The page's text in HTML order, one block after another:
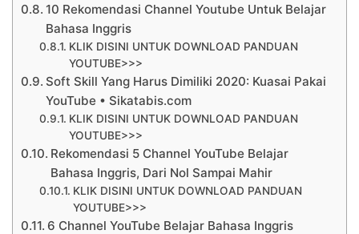
10 Rekomendasi Channel Youtube Untuk Belajar
Bahasa Inggris
KLIK DISINI UNTUK DOWNLOAD PANDUAN
YOUTUBE>>>
Soft Skill Yang Harus Dimiliki 2020: Kuasai Pakai
YouTube • Sikatabis.com
KLIK DISINI UNTUK DOWNLOAD PANDUAN
YOUTUBE>>>
Rekomendasi 5 Channel YouTube Belajar
Bahasa Inggris, Dari Nol Sampai Mahir
KLIK DISINI UNTUK DOWNLOAD PANDUAN
YOUTUBE>>>
6 Channel YouTube Belajar Bahasa Inggris